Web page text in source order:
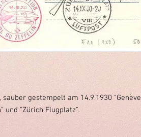
gestempelt am 14.9.1930 "Genève
und "Zürich Flugplatz".